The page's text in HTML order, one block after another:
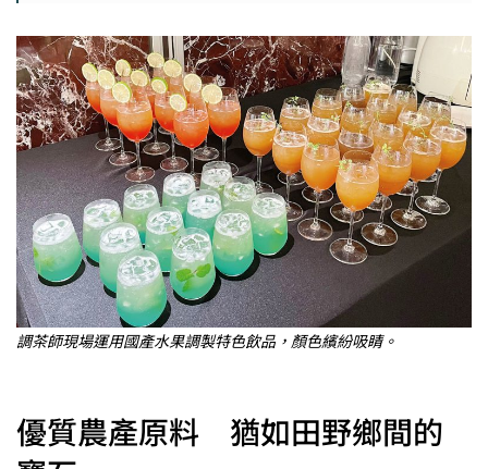
調茶師現場運用國產水果調製特色飲品，顏色繽紛吸睛。
優質農產原料 猶如田野鄉間的